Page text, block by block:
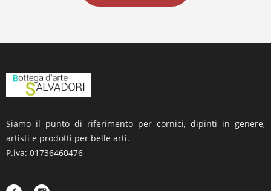
Siamo il punto di riferimento per cornici, dipinti in genere,
artisti e prodotti per belle arti.
P.iva: 01736460476